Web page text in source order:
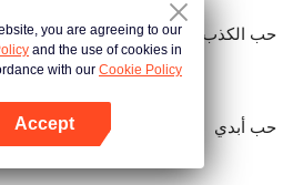
حب الكذب
حب أبدي
you are agreeing to our
and the use of cookies in
with our Cookie Policy.
Accept